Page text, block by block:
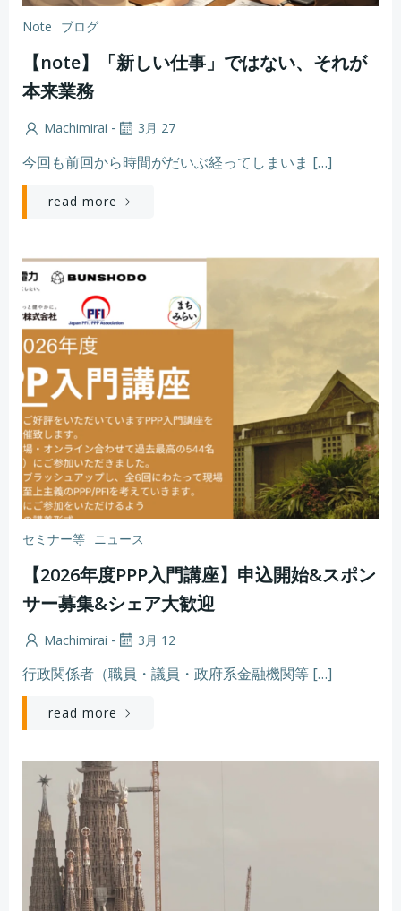
Note ブログ
【note】「新しい仕事」ではない、それが
本来業務
Machimirai - 3月 27
今回も前回から時間がだいぶ経ってしまいま […]
read more
セミナー等 ニュース
【2026年度PPP入門講座】申込開始&スポン
サー募集&シェア大歓迎
Machimirai - 3月 12
行政関係者（職員・議員・政府系金融機関等 […]
read more